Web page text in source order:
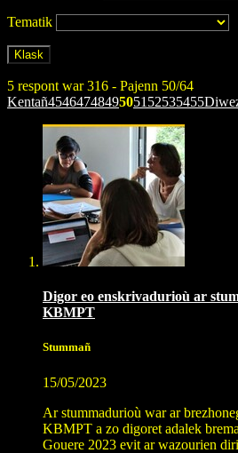
Tematik
5 respont war 316 - Pajenn 50/64
Kentañ45464748495051 52535455
Digor eo enskrivadurioù ar
KBMPT
Stummañ
15/05/2023
Ar stummadurioù war ar
KBMPT a zo digoret adalek
Gouere 2023 evit ar wazourien